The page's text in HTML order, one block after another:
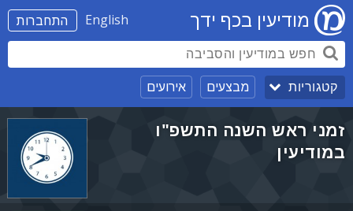
התחברות English מודיעין בכף ידך
קטגוריות מבצעים אירועים
זמני ראש השנה התשפ"ו
במודיעין